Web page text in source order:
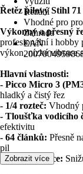
Řezání
Vhodné pro
Zahrada
EAN
Řetěz pilový Stihl
Výkonný a přesný
profesionální i hobby
výkon, nízké vibrace
Hlavní vlastnosti:
- Picco Micro 3
hladký a čistý řez
- 1/4 rozteč: Vhodný
- Tloušťka vodicího
efektivitu
- 64 článků: Přesně
pil
- Nízké vibrace:
Zobrazit více